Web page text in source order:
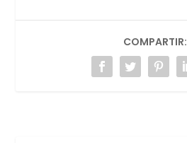
COMPARTIR: